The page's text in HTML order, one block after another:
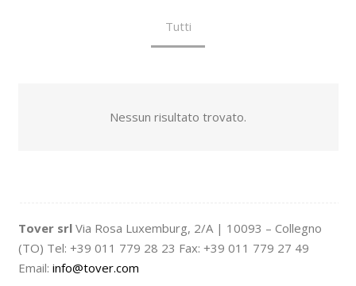
Tutti
Nessun risultato trovato.
Tover srl Via Rosa Luxemburg, 2/A | 10093 – Collegno
(TO) Tel: +39 011 779 28 23 Fax: +39 011 779 27 49
Email: info@tover.com